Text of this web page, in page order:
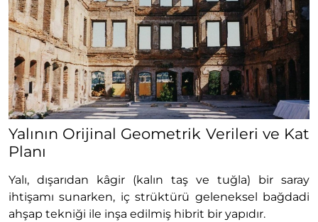
Yalının Orijinal Geometrik Verileri ve Kat
Planı
Yalı, dışarıdan kâgir (kalın taş ve tuğla) bir saray
ihtişamı sunarken, iç strüktürü geleneksel bağdadi
ahşap tekniği ile inşa edilmiş hibrit bir yapıdır.